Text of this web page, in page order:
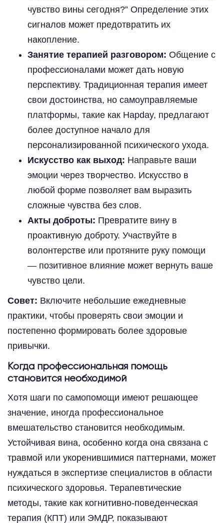
чувство вины сегодня?” Определение этих
сигналов может предотвратить их
накопление.
Занятие терапией разговором: Общение с
профессионалами может дать новую
перспективу. Традиционная терапия имеет
свои достоинства, но самоуправляемые
платформы, такие как Hapday, предлагают
более доступное начало для
персонализированной психического ухода.
Искусство как выход: Направьте ваши
эмоции через творчество. Искусство в
любой форме позволяет вам выразить
сложные чувства без слов.
Акты доброты: Превратите вину в
проактивную доброту. Участвуйте в
волонтерстве или протяните руку помощи
— позитивное влияние может вернуть ваше
чувство цели.
Совет: Включите небольшие ежедневные
практики, чтобы проверять свои эмоции и
постепенно формировать более здоровые
привычки.
Когда профессиональная помощь
становится необходимой
Хотя шаги по самопомощи имеют решающее
значение, иногда профессиональное
вмешательство становится необходимым.
Устойчивая вина, особенно когда она связана с
травмой или укоренившимися паттернами, может
нуждаться в экспертизе специалистов в области
психического здоровья. Терапевтические
методы, такие как когнитивно-поведенческая
терапия (КПТ) или ЭМДР, показывают